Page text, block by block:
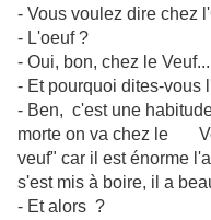
- Vous voulez dire chez
- L'oeuf ?
- Oui, bon, chez le Veuf...
- Et pourquoi dites-vous
- Ben, c'est une
morte on va chez le
veuf" car il est énorme
s'est mis à boire, il a
- Et alors ?